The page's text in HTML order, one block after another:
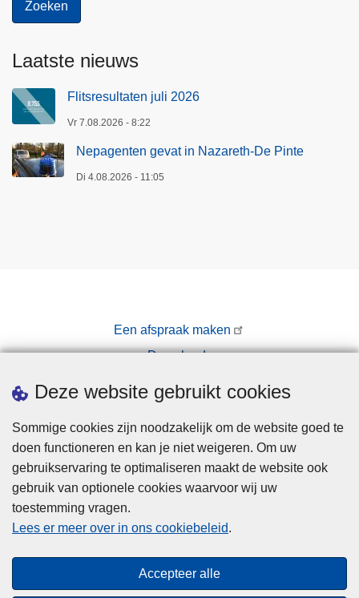
Deze website gebruikt cookies
Sommige cookies zijn noodzakelijk om de website goed te
doen functioneren en kan je niet weigeren. Om uw
gebruikservaring te optimaliseren maakt de website ook
gebruik van optionele cookies waarvoor wij uw
toestemming vragen.
Lees er meer over in ons cookiebeleid.
Accepteer alle
Laatste nieuws
Flitsresultaten juli 2026
Vr 7.08.2026 - 8:22
Nepagenten gevat in Nazareth-De Pinte
Di 4.08.2026 - 11:05
Een afspraak maken
Downloads
Privacy
Cookies
Toegankelijkheid